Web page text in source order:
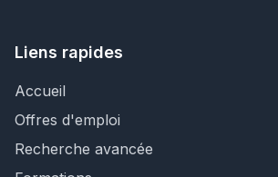
Liens rapides
Accueil
Offres d'emploi
Recherche avancée